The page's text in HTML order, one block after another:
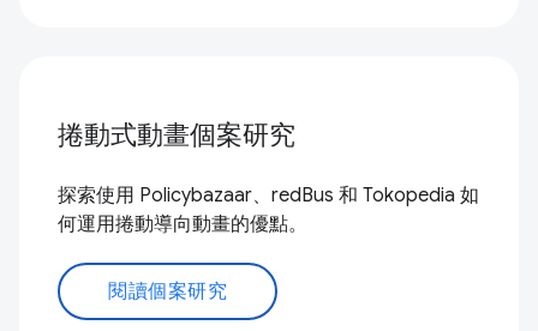
捲動式動畫個案研究
探索使用 Policybazaar、redBus 和 Tokopedia 如
何運用捲動導向動畫的優點。
閱讀個案研究